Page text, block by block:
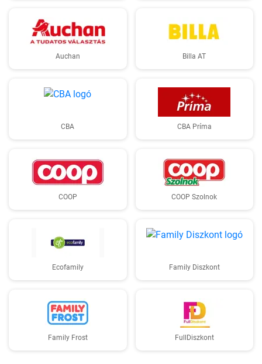
Auchan Billa AT
CBA CBA Príma
COOP COOP Szolnok
Ecofamily Family Diszkont
Family Frost FullDiszkont